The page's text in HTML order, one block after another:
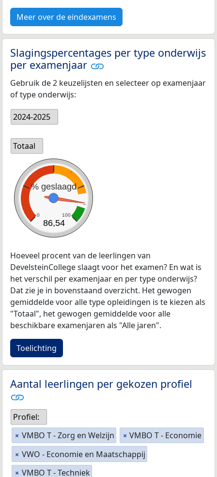
Meer over de eindexamens
Slagingspercentages per type onderwijs
per examenjaar
Gebruik de 2 keuzelijsten en selecteer op examenjaar
of type onderwijs:
2024-2025
Totaal
% geslaagd
0 100
86,54
Hoeveel procent van de leerlingen van
DevelsteinCollege slaagt voor het examen? En wat is
het verschil per examenjaar en per type onderwijs?
Dat zie je in bovenstaand overzicht. Het gewogen
gemiddelde voor alle type opleidingen is te kiezen als
"Totaal", het gewogen gemiddelde voor alle
beschikbare examenjaren als "Alle jaren".
Toelichting
Aantal leerlingen per gekozen profiel
Profiel:
× VMBO T - Zorg en Welzijn × VMBO T - Economie
× VWO - Economie en Maatschappij
× VMBO T - Techniek